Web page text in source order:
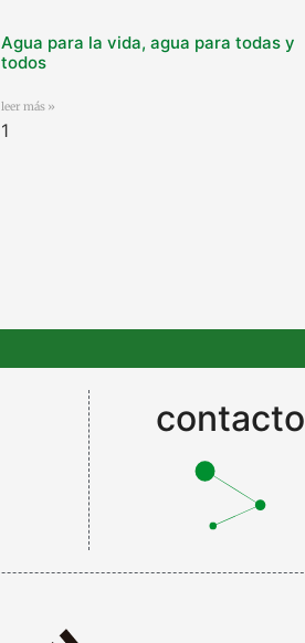
Agua para la vida, agua para todas y
todos
leer más »
contacto